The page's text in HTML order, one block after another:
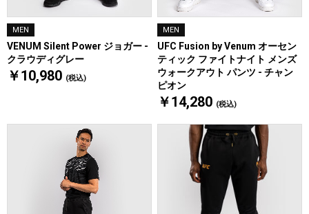
MEN
VENUM Silent Power ジョガー -
クラウディグレー
￥10,980 (税込)
MEN
UFC Fusion by Venum オーセン
ティック ファイトナイト メンズ
ウォークアウト パンツ - チャン
ピオン
￥14,280 (税込)